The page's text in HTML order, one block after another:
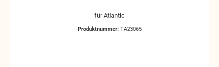
für Atlantic
Produktnummer: TA23065